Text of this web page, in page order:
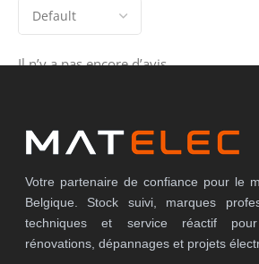
Il n’y a pas encore d’avis.
Votre partenaire de confiance pour le
Belgique. Stock suivi, marques
techniques et service réactif pour
rénovations, dépannages et projets